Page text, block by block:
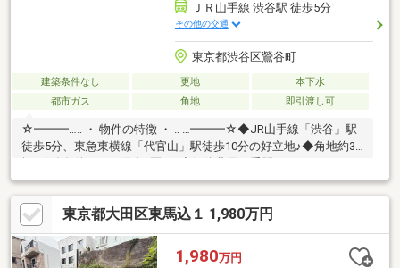
ＪＲ山手線 渋谷駅 徒歩5分
その他の交通
東京都渋谷区鶯谷町
建築条件なし 更地
本下水
都市ガス
角地 即引渡し可
☆━━━…‥ ・ 物件の特徴 ・ ‥ …━━━☆◆JR山手線「渋谷」駅
徒歩5分、東急東横線「代官山」駅徒歩10分の好立地♪◆角地約32
地渡しになっておりますので即引渡可能♪◆猿楽小学校・鉢山中
学校が徒歩10分圏内。スーパーやコンビニも近く生活利便性も良
好♪◆同仕様モデルハウスのご案内や建物プレゼンテーションも
随時受付中♪是非、現地をご確認ください！☆━━━…‥ ・ ━☆━
・ ‥…━━━☆
東京都大田区東馬込１ 1,980万円
1,980万円